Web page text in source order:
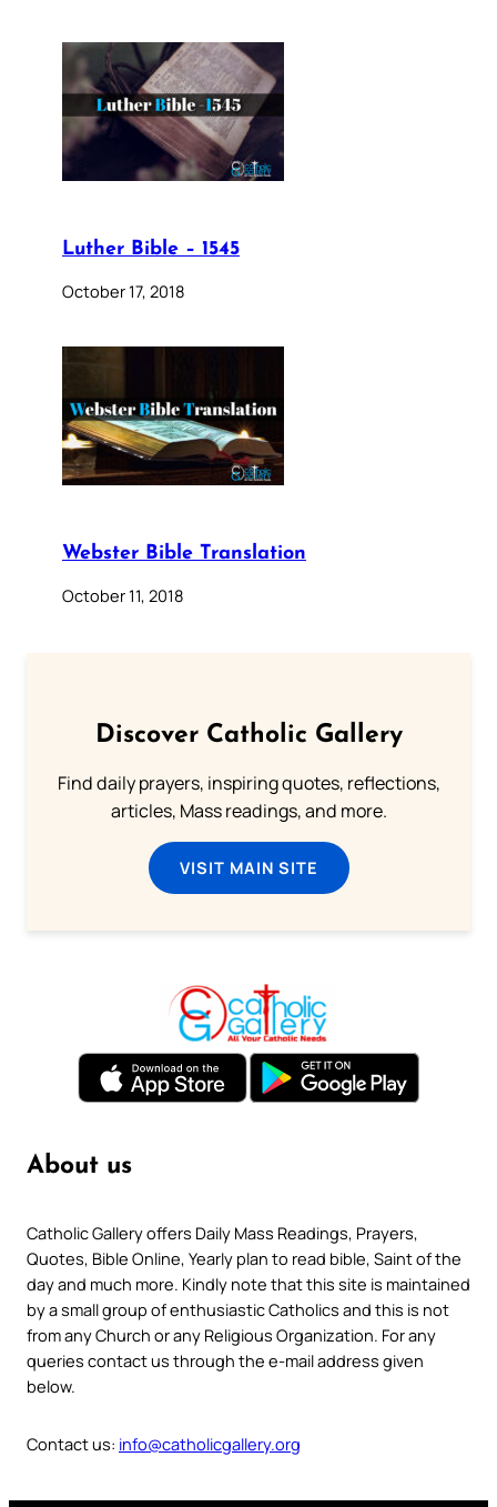
Luther Bible – 1545
October 17, 2018
Webster Bible Translation
October 11, 2018
Discover Catholic Gallery
Find daily prayers, inspiring quotes, reflections,
articles, Mass readings, and more.
VISIT MAIN SITE
About us
Catholic Gallery offers Daily Mass Readings, Prayers,
Quotes, Bible Online, Yearly plan to read bible, Saint of the
day and much more. Kindly note that this site is maintained
by a small group of enthusiastic Catholics and this is not
from any Church or any Religious Organization. For any
queries contact us through the e-mail address given
below.
Contact us: info@catholicgallery.org